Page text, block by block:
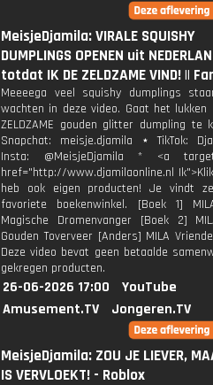
MeisjeDjamila: VIRALE SQUISHY
DUMPLINGS OPENEN uit
totdat IK DE ZELDZAME VIND! ||
Meeeega veel squishy dumplings
wachten in deze video. Gaat het lukken
ZELDZAME gouden glitter dumpling te
Snapchat: meisje.djamila ⋆ TikTok:
Insta: @MeisjeDjamila * <a
href="http://www.djamilaonline.nl
heb ook eigen producten! Je vindt
favoriete boekenwinkel. [Boek 1]
Magische Dromenvanger [Boek 2]
Gouden Toverveer [Anders] MILA
Deze video bevat geen betaalde
gekregen producten.
26-06-2026 17:00
YouTube
Amusement.TV
Jongeren.TV
MeisjeDjamila: ZOU JE LIEVER,
IS VERVLOEKT! - Roblox